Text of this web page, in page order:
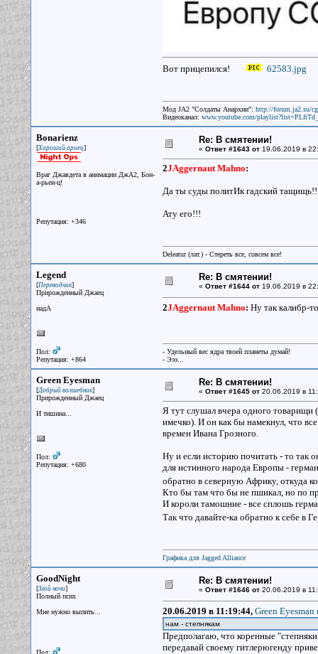
Вот прицепился! 62583.jpg
Мод JA2 "Солдаты Анархии": http://forum.ja2.su/
Видеоканал: www.youtube.com/
Bonarienz
[Хороший ариец]
Враг Джавдета в анимации ДжА2, Бон-
а-рьен-ц!
Репутация: +346
Re: В смятении!
« Ответ #1643 от19.06.2019 в
2JAggernaut Mahno:
Да ты суды политИк гадский
Ату его!!!
Deleatur (лат.) - Стереть все, совсем все!
Legend
[Переводчик]
Прирожденный Джаец
надА
Пол:
Репутация: +864
Re: В смятении!
« Ответ #1644 от19.06.2019 в
2JAggernaut Mahno: Ну так калибр-
- Удельный вес ядра твоей планеты думай!
- Эээ...
Green Eyesman
[Добрый волшебник]
Прирожденный Джаец
И тишина...
Пол:
Репутация: +680
Re: В смятении!
« Ответ #1645 от20.06.2019 в
Я тут слушал вчера одного
имечко). И он как бы намекнул, что
времен Ивана Грозного.
Ну и если историю почитать - то так
для истинного народа Европы -
обратно в северную Африку, откуда
Кто бы там что бы не пшикал, но по
И короли тамошние - все сплошь
Так что давайте-ка обратно к себе в
Графика для Jagged Alliance
GoodNight
[Злой ночи]
Полный псих
Мне нужно выпить...
Пол:
Re: В смятении!
« Ответ #1646 от20.06.2019 в
20.06.2019 в 11:19:44, Green Eyesman
нам - степнякам
Предполагаю, что коренные
передавай своему гитлерюгенду